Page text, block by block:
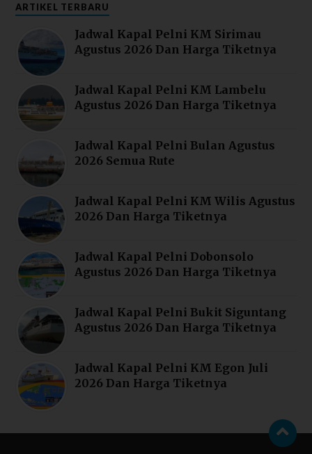
ARTIKEL TERBARU
Jadwal Kapal Pelni KM Sirimau
Agustus 2026 Dan Harga Tiketnya
Jadwal Kapal Pelni KM Lambelu
Agustus 2026 Dan Harga Tiketnya
Jadwal Kapal Pelni Bulan Agustus
2026 Semua Rute
Jadwal Kapal Pelni KM Wilis Agustus
2026 Dan Harga Tiketnya
Jadwal Kapal Pelni Dobonsolo
Agustus 2026 Dan Harga Tiketnya
Jadwal Kapal Pelni Bukit Siguntang
Agustus 2026 Dan Harga Tiketnya
Jadwal Kapal Pelni KM Egon Juli
2026 Dan Harga Tiketnya